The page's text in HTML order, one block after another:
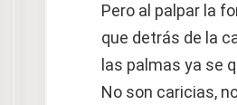
Pero al palpar la
que detrás de la
las palmas ya se
No son caricias,